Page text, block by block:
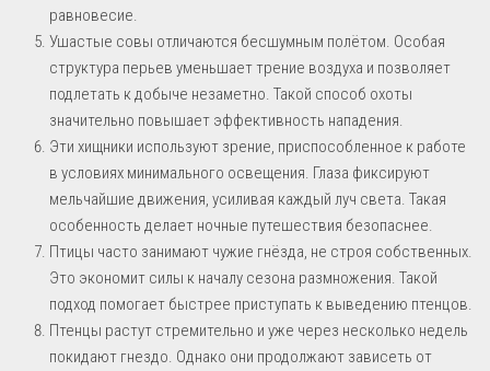
равновесие.
Ушастые совы отличаются бесшумным полётом. Особая
структура перьев уменьшает трение воздуха и позволяет
подлетать к добыче незаметно. Такой способ охоты
значительно повышает эффективность нападения.
Эти хищники используют зрение, приспособленное к работе
в условиях минимального освещения. Глаза фиксируют
мельчайшие движения, усиливая каждый луч света. Такая
особенность делает ночные путешествия безопаснее.
Птицы часто занимают чужие гнёзда, не строя собственных.
Это экономит силы к началу сезона размножения. Такой
подход помогает быстрее приступать к выведению птенцов.
Птенцы растут стремительно и уже через несколько недель
покидают гнездо. Однако они продолжают зависеть от